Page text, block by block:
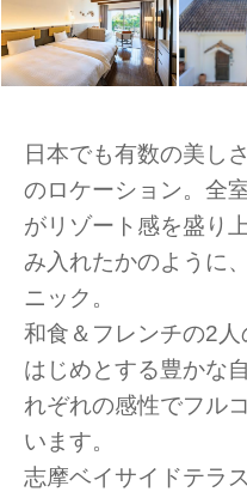
日本でも有数の美し
のロケーション。全
がリゾート感を盛り
み入れたかのように
ニック。
和食＆フレンチの2
はじめとする豊かな
れぞれの感性でフル
います。
志摩ベイサイドテラ